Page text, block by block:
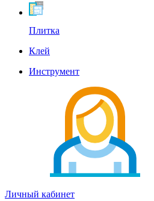
Плитка
Клей
Инструмент
Личный кабинет